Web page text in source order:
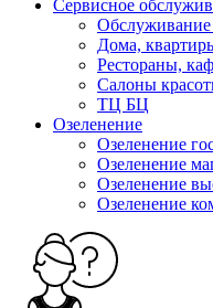
Сервисное
Обслуживание
Дома,
Рестораны,
Салоны
ТЦ БЦ
Озеленение
Озеленение
Озеленение
Озеленение
Озеленение